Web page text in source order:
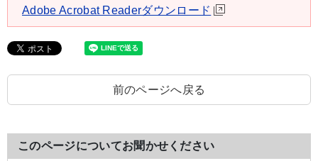
Adobe Acrobat Readerダウンロード
前のページへ戻る
このページについてお聞かせください